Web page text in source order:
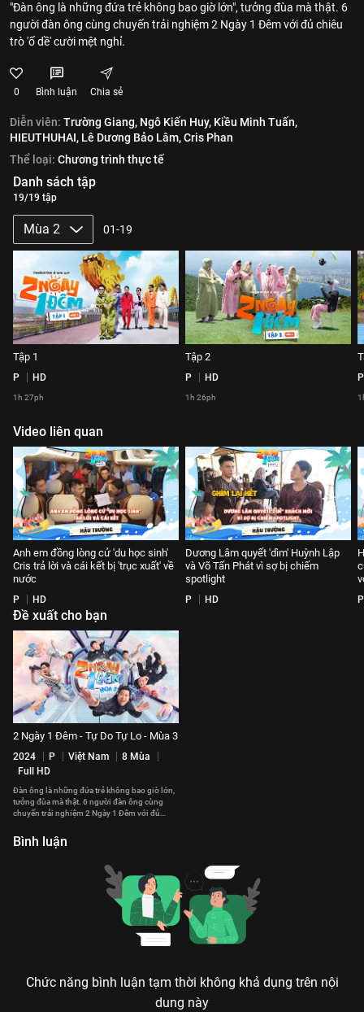
"Đàn ông là những đứa trẻ không bao giờ lớn", tưởng đùa mà thật. 6
người đàn ông cùng chuyến trải nghiệm 2 Ngày 1 Đêm với đủ chiêu
trò 'ố dề' cười mệt nghỉ.
0 Bình luận Chia sẻ
Diễn viên: Trường Giang, Ngô Kiến Huy, Kiều Minh Tuấn,
HIEUTHUHAI, Lê Dương Bảo Lâm,Cris Phan
Thể loại: Chương trình thực tế
Danh sách tập
19/19 tập
Mùa 2 01-19
Tập 1
P HD
1h 27ph
Tập 2
P HD
1h 26ph
P
Video liên quan
Anh em đồng lòng cử 'du học sinh'
Cris trả lời và cái kết bị 'trục xuất' về
nước
P HD
Dương Lâm quyết 'dìm' Huỳnh Lập
và Võ Tấn Phát vì sợ bị chiếm
spotlight
P HD P
Đề xuất cho bạn
2 Ngày 1 Đêm - Tự Do Tự Lo - Mùa 3
2024 P Việt Nam
8 Mùa
Full HD
Đàn ông là những đứa trẻ không bao giờ lớn,
tưởng đùa mà thật. 6 người đàn ông cùng
chuyến trải nghiệm 2 Ngày 1 Đêm với đủ
Bình luận
Chức năng bình luận tạm thời không khả dụng trên nội
dung này